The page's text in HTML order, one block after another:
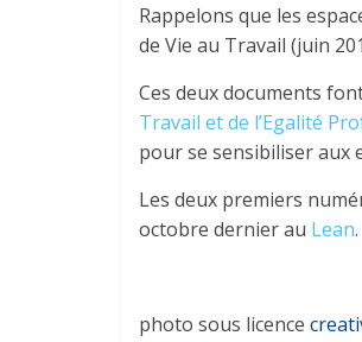
Rappelons que les
de Vie au Travail (juin
Ces deux documents
Travail et de l’Egalité
pour se sensibiliser aux
Les deux premiers
octobre dernier au Lean.
photo sous licence